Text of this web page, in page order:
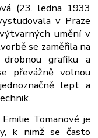
(23. ledna 1933
v Praze
umění v
se zaměřila na
grafiku a
převážně volnou
lept a
Tomanové je
k nimž se často